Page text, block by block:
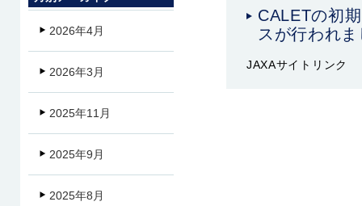
CALETの初
スが行われ
JAXAサイトリン
2026年4月
2026年3月
2025年11月
2025年9月
2025年8月